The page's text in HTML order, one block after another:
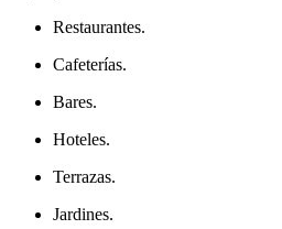
Restaurantes.
Cafeterías.
Bares.
Hoteles.
Terrazas.
Jardines.